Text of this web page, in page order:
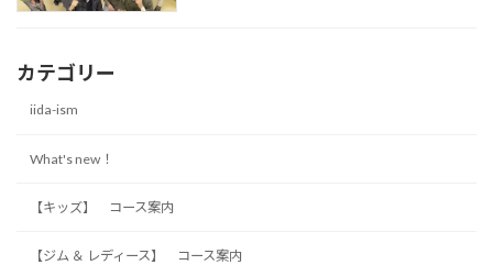
カテゴリー
iida-ism
What's new！
【キッズ】 コース案内
【ジム ＆ レディース】 コース案内